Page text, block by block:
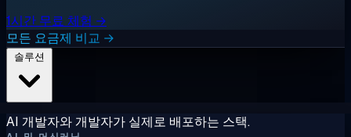
1시간 무료 체험 →
모든 요금제 비교 →
AI 개발자와 개발자가 실제로 배포하는 스택.